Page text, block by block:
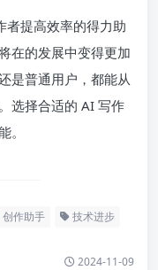
者提高效率的得力助
在的发展中变得更加
是普通用户，都能从
选择合适的 AI 写作
。
创作助手 技术进步
2024-11-09